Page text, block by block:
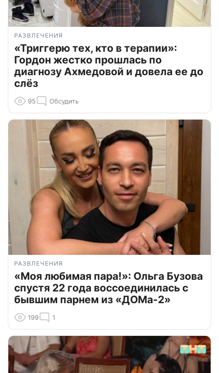
РАЗВЛЕЧЕНИЯ
«Триггерю тех, кто в терапии»:
Гордон жестко прошлась по
диагнозу Ахмедовой и довела ее до
слёз
95 Обсудить
РАЗВЛЕЧЕНИЯ
«Моя любимая пара!»: Ольга Бузова
спустя 22 года воссоединилась с
бывшим парнем из «ДОМа-2»
199 1